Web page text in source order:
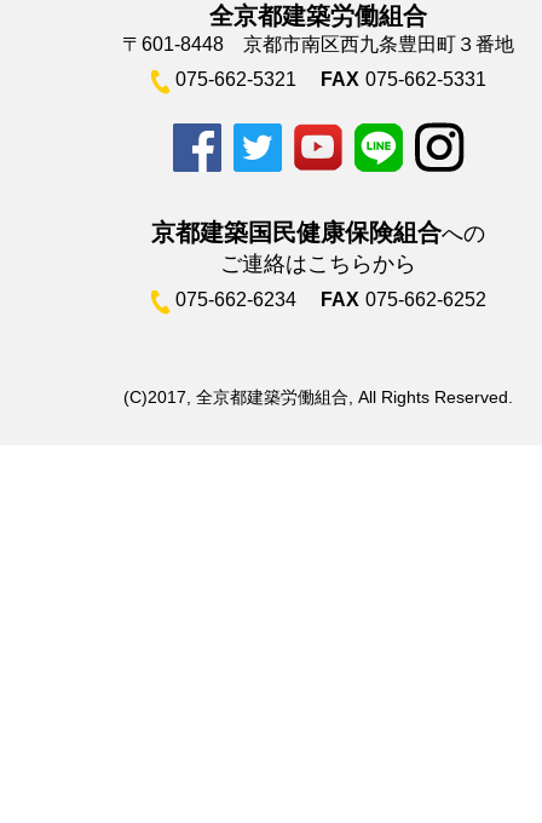
全京都建築労働組合
〒601-8448 京都市南区西九条豊田町３番地
075-662-5321
FAX 075-662-5331
京都建築国民健康保険組合への
ご連絡はこちらから
075-662-6234 FAX 075-662-6252
(C)2017, 全京都建築労働組合, All Rights Reserved.